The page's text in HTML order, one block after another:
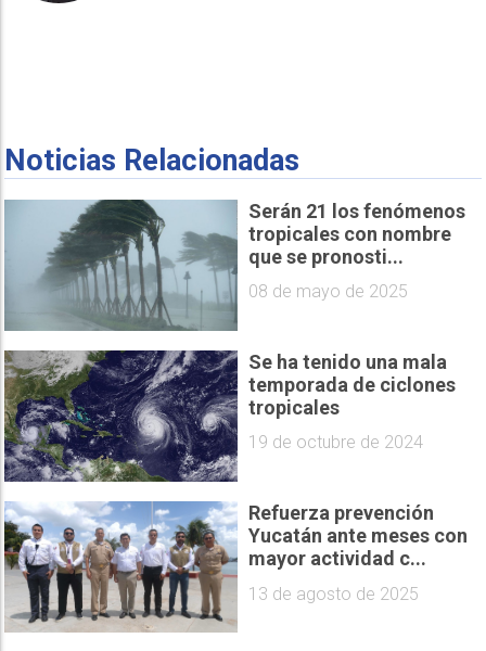
Noticias Relacionadas
Serán 21 los fenómenos
tropicales con nombre
que se pronosti...
08 de mayo de 2025
Se ha tenido una mala
temporada de ciclones
tropicales
19 de octubre de 2024
Refuerza prevención
Yucatán ante meses con
mayor actividad c...
13 de agosto de 2025